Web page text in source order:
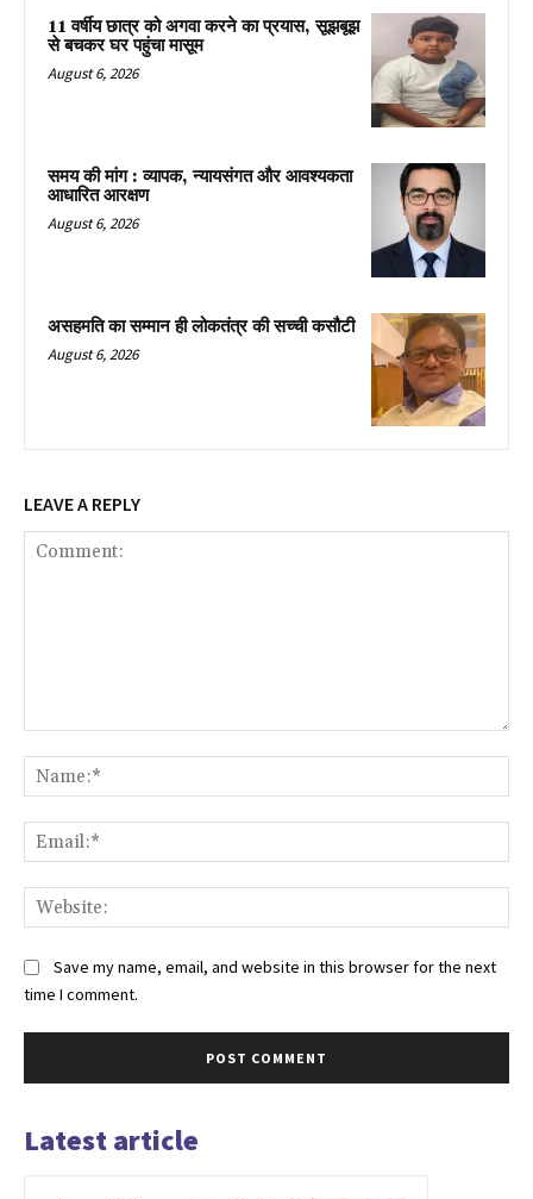
11 वर्षीय छात्र को अगवा करने का प्रयास, सूझबूझ
से बचकर घर पहुंचा मासूम
August 6, 2026
समय की मांग : व्यापक, न्यायसंगत और आवश्यकता
आधारित आरक्षण
August 6, 2026
असहमति का सम्मान ही लोकतंत्र की सच्ची कसौटी
August 6, 2026
LEAVE A REPLY
Save my name, email, and website in this browser for the next
time I comment.
Latest article